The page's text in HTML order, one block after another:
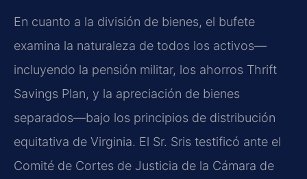
En cuanto a la división de bienes, el bufete
examina la naturaleza de todos los activos—
incluyendo la pensión militar, los ahorros Thrift
Savings Plan, y la apreciación de bienes
separados—bajo los principios de distribución
equitativa de Virginia. El Sr. Sris testificó ante el
Comité de Cortes de Justicia de la Cámara de